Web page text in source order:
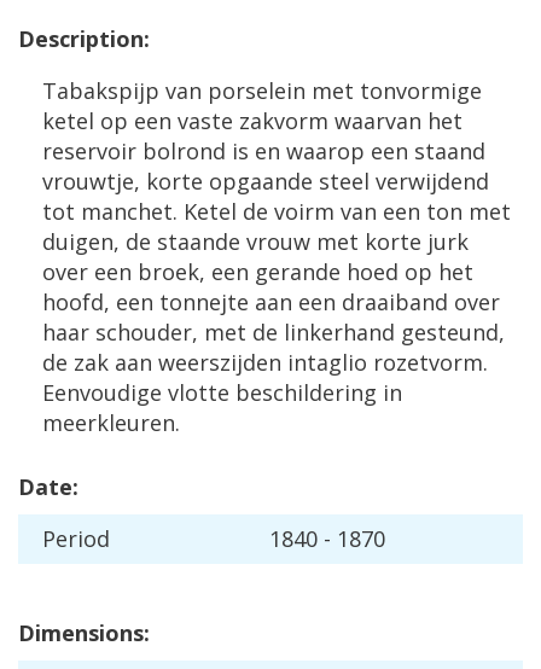
Description:
Tabakspijp van porselein met tonvormige
ketel op een vaste zakvorm waarvan het
reservoir bolrond is en waarop een staand
vrouwtje, korte opgaande steel verwijdend
tot manchet. Ketel de voirm van een ton met
duigen, de staande vrouw met korte jurk
over een broek, een gerande hoed op het
hoofd, een tonnejte aan een draaiband over
haar schouder, met de linkerhand gesteund,
de zak aan weerszijden intaglio rozetvorm.
Eenvoudige vlotte beschildering in
meerkleuren.
Date:
Period
1840 - 1870
Dimensions: